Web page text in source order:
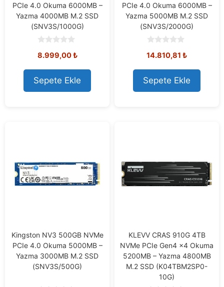
PCIe 4.0 Okuma 6000MB –
Yazma 4000MB M.2 SSD
(SNV3S/1000G)
o
t
o
f
5
8.999,00₺
Sepete Ekle
PCIe 4.0 Okuma 6000MB –
Yazma 5000MB M.2 SSD
(SNV3S/2000G)
o
t
o
f
5
14.810,81 ₺
Sepete Ekle
Kingston NV3 500GB NVMe
PCIe 4.0 Okuma 5000MB –
Yazma 3000MB M.2 SSD
(SNV3S/500G)
KLEVV CRAS 910G 4TB
NVMe PCIe Gen4 x4 Okuma
5200MB – Yazma 4800MB
M.2 SSD (K04TBM2SP0-
10G)